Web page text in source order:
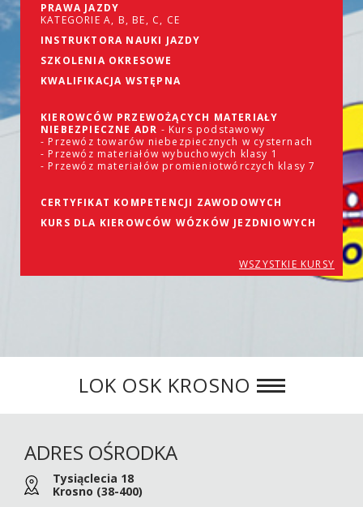
PRAWA JAZDY
KATEGORIE A, B, BE, C, CE
INSTRUKTORA NAUKI JAZDY
SZKOLENIA OKRESOWE
KWALIFIKACJA WSTĘPNA
KIEROWCÓW PRZEWOŻĄCYCH MATERIAŁY
NIEBEZPIECZNE ADR - Kurs podstawowy
- Przewóz towarów niebezpiecznych w cysternach
- Przewóz materiałów wybuchowych klasy 1
- Przewóz materiałów promieniotwórczych klasy 7
CERTYFIKAT KOMPETENCJI ZAWODOWYCH
KURS DLA KIEROWCÓW WÓZKÓW JEZDNIOWYCH
WSZYSTKIE KURSY
LOK OSK KROSNO
ADRES OŚRODKA
Tysiąclecia 18
Krosno (38-400)